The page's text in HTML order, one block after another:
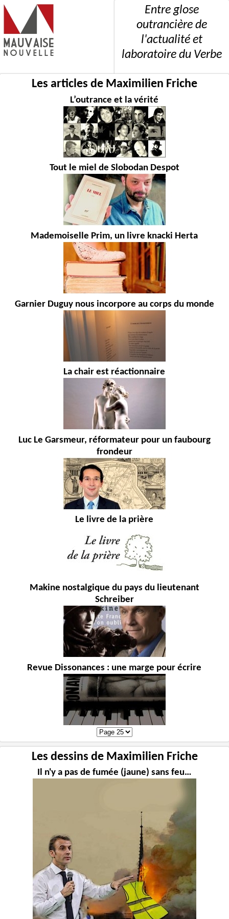
Entre glose
outrancière de
l'actualité et
laboratoire du Verbe
Les articles de Maximilien Friche
L’outrance et la vérité
Tout le miel de Slobodan Despot
Mademoiselle Prim, un livre knacki Herta
Garnier Duguy nous incorpore au corps du monde
La chair est réactionnaire
Luc Le Garsmeur, réformateur pour un faubourg
frondeur
Le livre de la prière
Makine nostalgique du pays du lieutenant
Schreiber
Revue Dissonances : une marge pour écrire
Les dessins de Maximilien Friche
Il n'y a pas de fumée (jaune) sans feu…